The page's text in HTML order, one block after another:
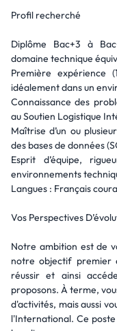
Profil recherché
Diplôme Bac+3 à
domaine technique
Première expérience
idéalement dans un
Connaissance des
au Soutien Logistique
Maîtrise d’un ou
des bases de données
Esprit d’équipe,
environnements
Langues : Français
Vos Perspectives
Notre ambition est de
notre objectif premier
réussir et ainsi
proposons. À terme,
d'activités, mais aussi
l'International. Ce